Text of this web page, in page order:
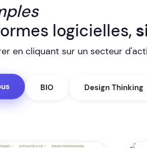
logicielles,
en cliquant sur un secteur
BIO Design Thinking